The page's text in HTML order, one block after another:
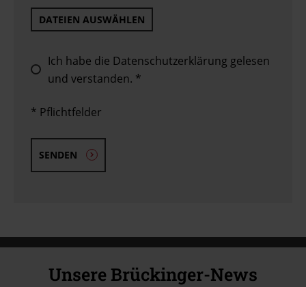
DATEIEN AUSWÄHLEN
Ich habe die Datenschutzerklärung gelesen
und verstanden. *
* Pflichtfelder
SENDEN
Unsere Brückinger-News